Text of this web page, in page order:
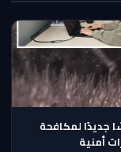
الاصطناعي 16 فيروسًا جديدًا لمكافحة
أمنية